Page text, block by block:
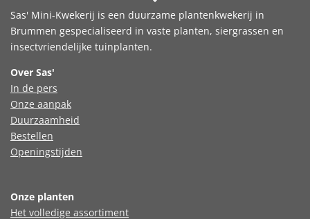
Sas' Mini-Kwekerij is een duurzame plantenkwekerij in
Brummen gespecialiseerd in vaste planten, siergrassen en
insectvriendelijke tuinplanten.
Over Sas'
In de pers
Onze aanpak
Duurzaamheid
Bestellen
Openingstijden
Onze planten
Het volledige assortiment